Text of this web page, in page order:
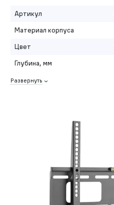
Артикул
Материал корпуса
Цвет
Глубина, мм
Развернуть